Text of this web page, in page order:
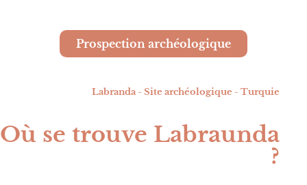
Prospection archéologique
Labranda - Site archéologique - Turquie
Où se trouve Labraunda
?